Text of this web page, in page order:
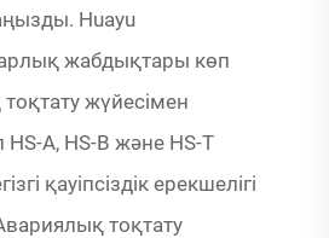
Huayu
жабдықтары көп
жүйесімен
A, HS-B және HS-T
қауіпсіздік ерекшелігі
тоқтату